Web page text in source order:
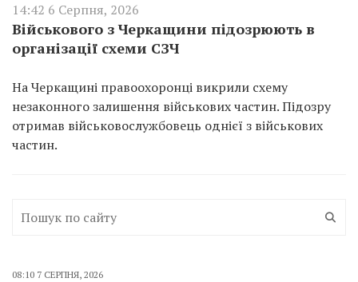
14:42 6 Серпня, 2026
Військового з Черкащини підозрюють в
організації схеми СЗЧ
На Черкащині правоохоронці викрили схему
незаконного залишення військових частин. Підозру
отримав військовослужбовець однієї з військових
частин.
08:10 7 СЕРПНЯ, 2026